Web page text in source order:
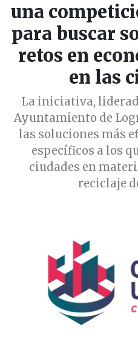
una
para buscar
retos en
en las
La iniciativa,
Ayuntamiento de
las soluciones más
específicos a los
ciudades en
reciclaje